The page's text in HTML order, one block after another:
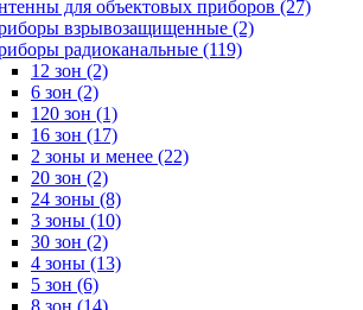
для объектовых приборов (27)
взрывозащищенные (2)
радиоканальные (119)
12 зон (2)
6 зон (2)
120 зон (1)
16 зон (17)
2 зоны и менее (22)
20 зон (2)
24 зоны (8)
3 зоны (10)
30 зон (2)
4 зоны (13)
5 зон (6)
8 зон (14)